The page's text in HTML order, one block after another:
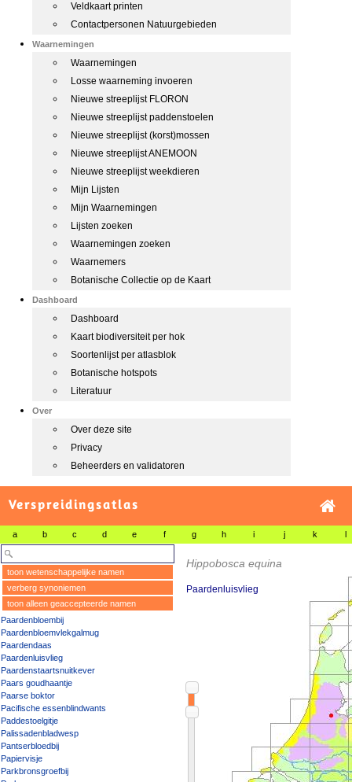
Veldkaart printen
Contactpersonen Natuurgebieden
Waarnemingen
Waarnemingen
Losse waarneming invoeren
Nieuwe streeplijst FLORON
Nieuwe streeplijst paddenstoelen
Nieuwe streeplijst (korst)mossen
Nieuwe streeplijst ANEMOON
Nieuwe streeplijst weekdieren
Mijn Lijsten
Mijn Waarnemingen
Lijsten zoeken
Waarnemingen zoeken
Waarnemers
Botanische Collectie op de Kaart
Dashboard
Dashboard
Kaart biodiversiteit per hok
Soortenlijst per atlasblok
Botanische hotspots
Literatuur
Over
Over deze site
Privacy
Beheerders en validatoren
Verspreidingsatlas
a b c d e f g h i j k l
toon wetenschappelijke namen
verberg synoniemen
toon alleen geaccepteerde namen
Paardenbloembij
Paardenbloemvlekgalmug
Paardendaas
Paardenluisvlieg
Paardenstaartsnuitkever
Paars goudhaantje
Paarse boktor
Pacifische essenblindwants
Paddestoelgitje
Palissadenbladwesp
Pantserbloedbij
Papiervisje
Parkbronsgroefbij
Hippobosca equina
Paardenluisvlieg